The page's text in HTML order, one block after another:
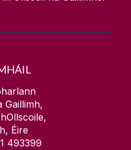
Gaillimh,
Éire
493399